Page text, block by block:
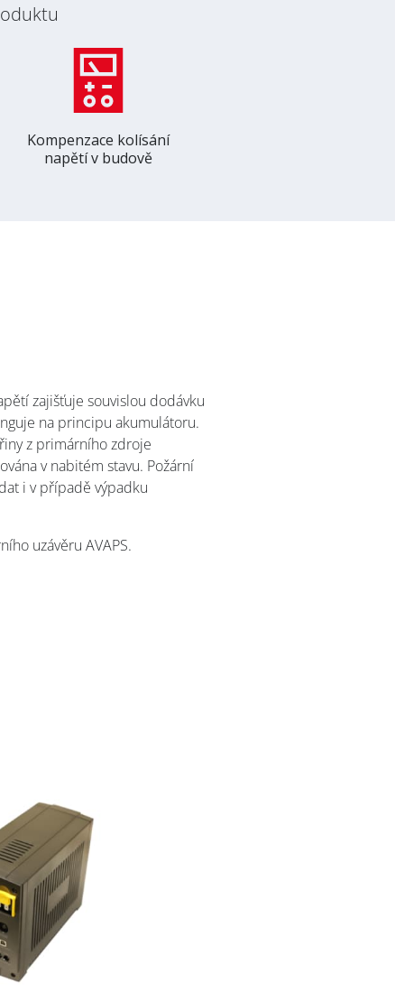
Kompenzace kolísání
napětí v budově
zajišťuje souvislou dodávku
na principu akumulátoru.
z primárního zdroje
v nabitém stavu. Požární
i v případě výpadku
uzávěru AVAPS.